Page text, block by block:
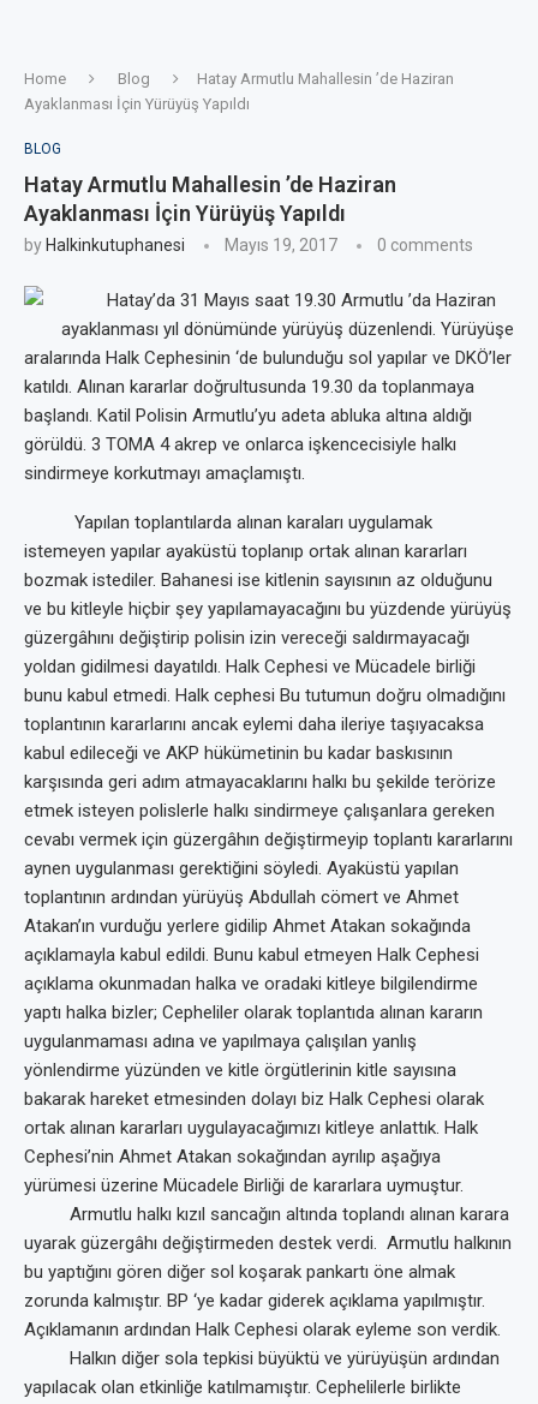
Home Blog
Hatay Armutlu Mahallesin ’de Haziran
Ayaklanması İçin Yürüyüş Yapıldı
BLOG
Hatay Armutlu Mahallesin ’de Haziran
Ayaklanması İçin Yürüyüş Yapıldı
by Halkinkutuphanesi Mayıs 19, 2017 0 comments
Hatay’da 31 Mayıs saat 19.30 Armutlu ’da Haziran
ayaklanması yıl dönümünde yürüyüş düzenlendi. Yürüyüşe
aralarında Halk Cephesinin ‘de bulunduğu sol yapılar ve DKÖ’ler
katıldı. Alınan kararlar doğrultusunda 19.30 da toplanmaya
başlandı. Katil Polisin Armutlu’yu adeta abluka altına aldığı
görüldü. 3 TOMA 4 akrep ve onlarca işkencecisiyle halkı
sindirmeye korkutmayı amaçlamıştı.
Yapılan toplantılarda alınan karaları uygulamak
istemeyen yapılar ayaküstü toplanıp ortak alınan kararları
bozmak istediler. Bahanesi ise kitlenin sayısının az olduğunu
ve bu kitleyle hiçbir şey yapılamayacağını bu yüzdende yürüyüş
güzergâhını değiştirip polisin izin vereceği saldırmayacağı
yoldan gidilmesi dayatıldı. Halk Cephesi ve Mücadele birliği
bunu kabul etmedi. Halk cephesi Bu tutumun doğru olmadığını
toplantının kararlarını ancak eylemi daha ileriye taşıyacaksa
kabul edileceği ve AKP hükümetinin bu kadar baskısının
karşısında geri adım atmayacaklarını halkı bu şekilde terörize
etmek isteyen polislerle halkı sindirmeye çalışanlara gereken
cevabı vermek için güzergâhın değiştirmeyip toplantı kararlarını
aynen uygulanması gerektiğini söyledi. Ayaküstü yapılan
toplantının ardından yürüyüş Abdullah cömert ve Ahmet
Atakan’ın vurduğu yerlere gidilip Ahmet Atakan sokağında
açıklamayla kabul edildi. Bunu kabul etmeyen Halk Cephesi
açıklama okunmadan halka ve oradaki kitleye bilgilendirme
yaptı halka bizler; Cepheliler olarak toplantıda alınan kararın
uygulanmaması adına ve yapılmaya çalışılan yanlış
yönlendirme yüzünden ve kitle örgütlerinin kitle sayısına
bakarak hareket etmesinden dolayı biz Halk Cephesi olarak
ortak alınan kararları uygulayacağımızı kitleye anlattık. Halk
Cephesi’nin Ahmet Atakan sokağından ayrılıp aşağıya
yürümesi üzerine Mücadele Birliği de kararlara uymuştur.
Armutlu halkı kızıl sancağın altında toplandı alınan karara
uyarak güzergâhı değiştirmeden destek verdi. Armutlu halkının
bu yaptığını gören diğer sol koşarak pankartı öne almak
zorunda kalmıştır. BP ‘ye kadar giderek açıklama yapılmıştır.
Açıklamanın ardından Halk Cephesi olarak eyleme son verdik.
Halkın diğer sola tepkisi büyüktü ve yürüyüşün ardından
yapılacak olan etkinliğe katılmamıştır. Cephelilerle birlikte